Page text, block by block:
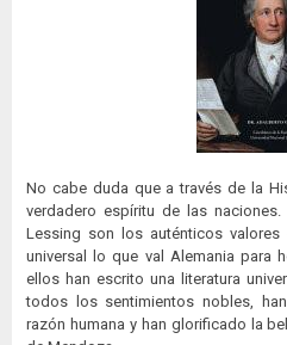
No cabe duda que a través de la
verdadero espíritu de las
Lessing son los auténticos
universal lo que val Alemania para
ellos han escrito una literatura
todos los sentimientos nobles,
razón humana y han glorificado la